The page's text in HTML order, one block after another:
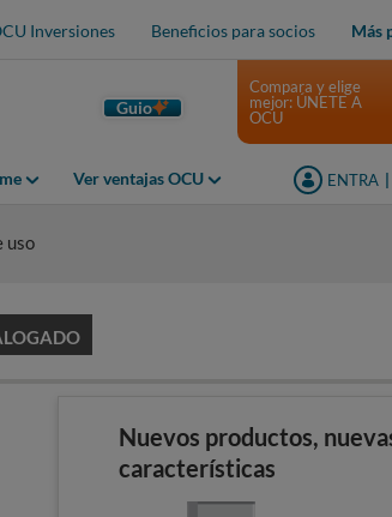
Inversiones Beneficios para socios Más
Guio
Ver ventajas OCU ENTRA
Compara y elige
mejor: ÚNETE A
OCU
uso
Nuevos productos,
características